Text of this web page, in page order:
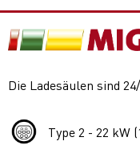
Die Ladesäulen sind
Type 2 - 22 kW